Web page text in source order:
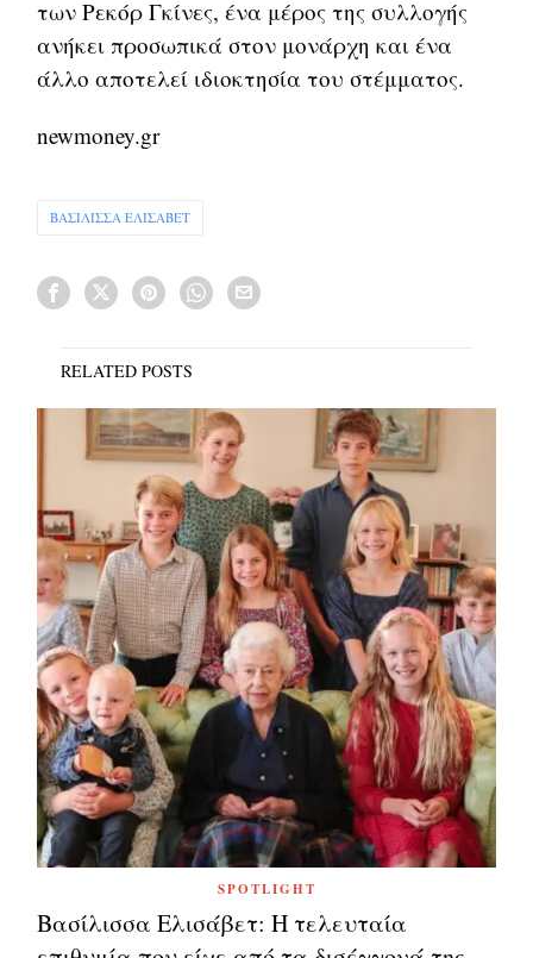
των Ρεκόρ Γκίνες, ένα μέρος της συλλογής
ανήκει προσωπικά στον μονάρχη και ένα
άλλο αποτελεί ιδιοκτησία του στέμματος.
newmoney.gr
ΒΑΣΙΛΙΣΣΑ ΕΛΙΣΑΒΕΤ
RELATED POSTS
SPOTLIGHT
Βασίλισσα Ελισάβετ: Η τελευταία